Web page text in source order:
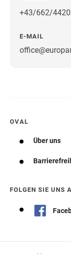
+43/662/
E-MAIL
OVAL
Über uns
FOLGEN SIE UNS